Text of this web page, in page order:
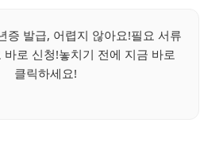
증 발급, 어렵지 않아요!필요 서류
바로 신청!놓치기 전에 지금 바로
클릭하세요!